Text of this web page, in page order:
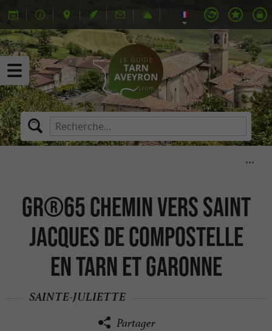
GR®65 Chemin vers Saint
Jacques de Compostelle
en Tarn et Garonne
SAINTE-JULIETTE
Partager